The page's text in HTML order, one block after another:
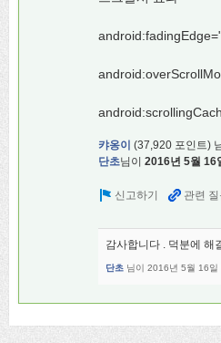
캬옹이 (37,920 포인트)
단초님이 2016년 5월 16
감사합니다 . 덕분에 해
단초 님이 2016년 5월 16일